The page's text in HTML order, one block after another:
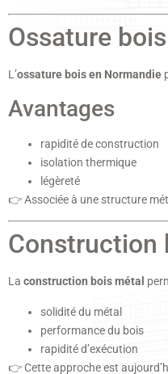
Ossature
L’ossature bois en Normandie
Avantages
rapidité de construction
isolation thermique
légèreté
👉 Associée à une structure
Construction
La construction bois métal
solidité du métal
performance du bois
rapidité d’exécution
👉 Cette approche est